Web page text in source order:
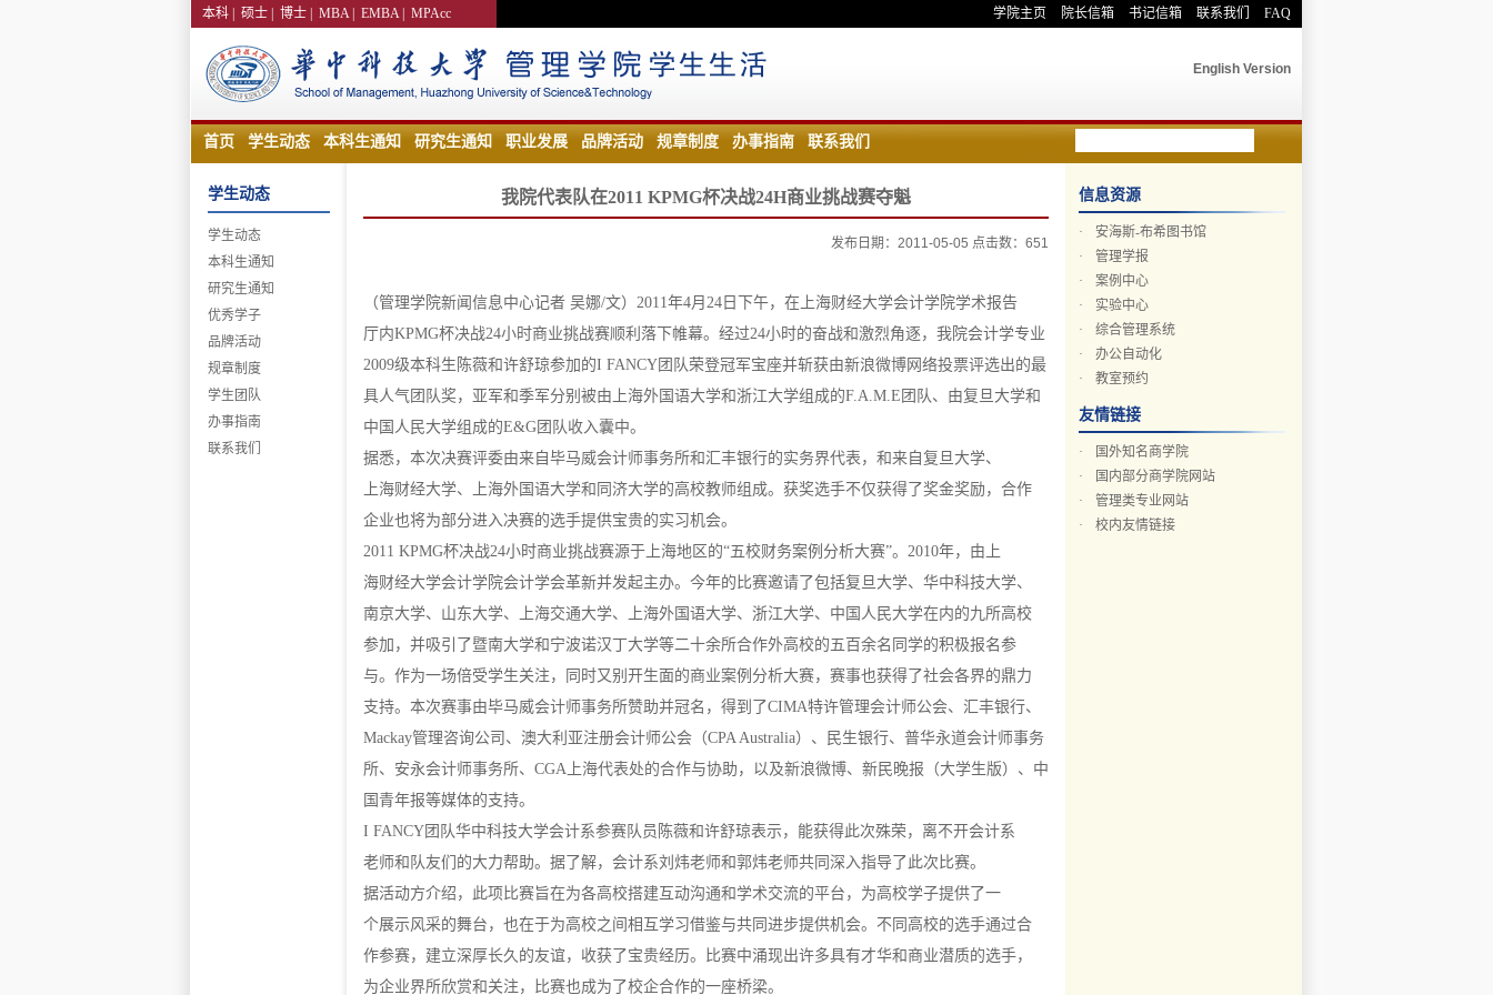
本科 硕士 博士 MBA| EMBA| MPAcc 学院主页 院长信箱 书记信箱 联系我们 FAQ
English Version
首页 学生动态 本科生通知 研究生通知 职业发展 品牌活动 规章制度 办事指南 联系我们
学生动态
学生动态
本科生通知
研究生通知
优秀学子
品牌活动
规章制度
学生团队
办事指南
联系我们
我院代表队在2011 KPMG杯决战24H商业挑战赛夺魁
发布日期：2011-05-05 点击数： 651
（管理学院新闻信息中心记者 吴娜/文）2011年4月24日下午，在上海财经大学会计学院学术报告
厅内KPMG杯决战24小时商业挑战赛顺利落下帷幕。经过24小时的奋战和激烈角逐，我院会计学专业
2009级本科生陈薇和许舒琼参加的I FANCY团队荣登冠军宝座并斩获由新浪微博网络投票评选出的最
具人气团队奖，亚军和季军分别被由上海外国语大学和浙江大学组成的F.A.M.E团队、由复旦大学和
中国人民大学组成的E&G团队收入囊中。
据悉，本次决赛评委由来自毕马威会计师事务所和汇丰银行的实务界代表，和来自复旦大学、
上海财经大学、上海外国语大学和同济大学的高校教师组成。获奖选手不仅获得了奖金奖励，合作
企业也将为部分进入决赛的选手提供宝贵的实习机会。
2011 KPMG杯决战24小时商业挑战赛源于上海地区的“五校财务案例分析大赛”。2010年，由上
海财经大学会计学院会计学会革新并发起主办。今年的比赛邀请了包括复旦大学、华中科技大学、
南京大学、山东大学、上海交通大学、上海外国语大学、浙江大学、中国人民大学在内的九所高校
参加，并吸引了暨南大学和宁波诺汉丁大学等二十余所合作外高校的五百余名同学的积极报名参
与。作为一场倍受学生关注，同时又别开生面的商业案例分析大赛，赛事也获得了社会各界的鼎力
支持。本次赛事由毕马威会计师事务所赞助并冠名，得到了CIMA特许管理会计师公会、汇丰银行、
Mackay管理咨询公司、澳大利亚注册会计师公会（CPA Australia）、民生银行、普华永道会计师事务
所、安永会计师事务所、CGA上海代表处的合作与协助，以及新浪微博、新民晚报（大学生版）、中
国青年报等媒体的支持。
I FANCY团队华中科技大学会计系参赛队员陈薇和许舒琼表示，能获得此次殊荣，离不开会计系
老师和队友们的大力帮助。据了解，会计系刘炜老师和郭炜老师共同深入指导了此次比赛。
据活动方介绍，此项比赛旨在为各高校搭建互动沟通和学术交流的平台，为高校学子提供了一
个展示风采的舞台，也在于为高校之间相互学习借鉴与共同进步提供机会。不同高校的选手通过合
作参赛，建立深厚长久的友谊，收获了宝贵经历。比赛中涌现出许多具有才华和商业潜质的选手，
为企业界所欣赏和关注，比赛也成为了校企合作的一座桥梁。
信息资源
·
安海斯-布希图书馆
·
管理学报
·
案例中心
·
实验中心
·
综合管理系统
·
办公自动化
·
教室预约
友情链接
·
国外知名商学院
·
国内部分商学院网站
·
管理类专业网站
·
校内友情链接